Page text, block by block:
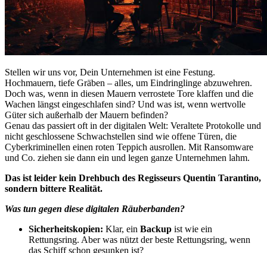
Stellen wir uns vor, Dein Unternehmen ist eine Festung.
Hochmauern, tiefe Gräben – alles, um Eindringlinge abzuwehren.
Doch was, wenn in diesen Mauern verrostete Tore klaffen und die
Wachen längst eingeschlafen sind? Und was ist, wenn wertvolle
Güter sich außerhalb der Mauern befinden?
Genau das passiert oft in der digitalen Welt: Veraltete Protokolle und
nicht geschlossene Schwachstellen sind wie offene Türen, die
Cyberkriminellen einen roten Teppich ausrollen. Mit Ransomware
und Co. ziehen sie dann ein und legen ganze Unternehmen lahm.
Das ist leider kein Drehbuch des Regisseurs Quentin Tarantino,
sondern bittere Realität.
Was tun gegen diese digitalen Räuberbanden?
Sicherheitskopien: Klar, ein Backup ist wie ein
Rettungsring. Aber was nützt der beste Rettungsring, wenn
das Schiff schon gesunken ist?